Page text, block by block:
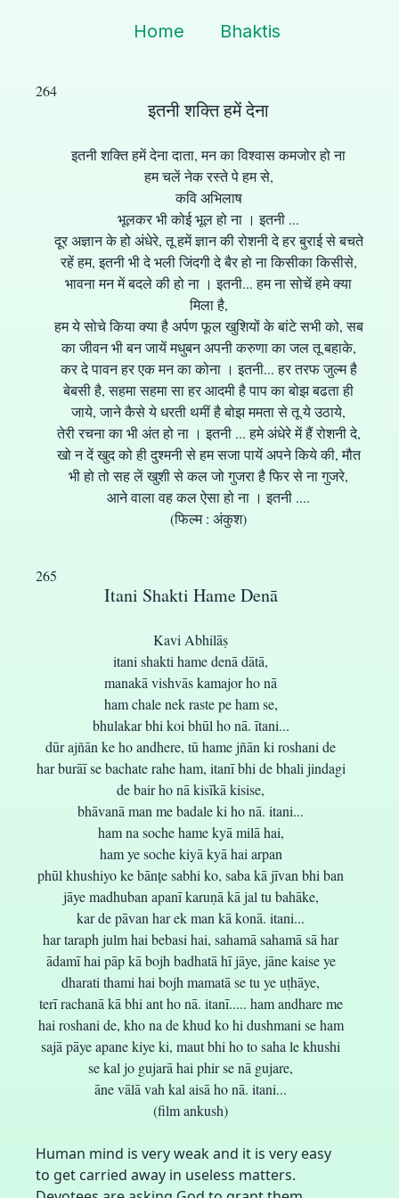
Home Bhaktis
इतनी शक्ति हमें देना
इतनी शक्ति हमें देना दाता, मन का विश्वास कमजोर हो ना
हम चलें नेक रस्ते पे हम से,
कवि अभिलाष
भूलकर भी कोई भूल हो ना । इतनी ...
दूर अज्ञान के हो अंधेरे, तू हमें ज्ञान की रोशनी दे हर बुराई से बचते
रहें हम, इतनी भी दे भली जिंदगी दे बैर हो ना किसीका किसीसे,
भावना मन में बदले की हो ना । इतनी... हम ना सोचें हमे क्या
मिला है,
हम ये सोचे किया क्या है अर्पण फूल खुशियों के बांटे सभी को, सब
का जीवन भी बन जायें मधुबन अपनी करुणा का जल तू बहाके,
कर दे पावन हर एक मन का कोना । इतनी... हर तरफ जुल्म है
बेबसी है, सहमा सहमा सा हर आदमी है पाप का बोझ बढता ही
जाये, जाने कैसे ये धरती थमीं है बोझ ममता से तू ये उठाये,
तेरी रचना का भी अंत हो ना । इतनी ... हमे अंधेरे में हैं रोशनी दे,
खो न दें खुद को ही दुश्मनी से हम सजा पायें अपने किये की, मौत
भी हो तो सह लें खुशी से कल जो गुजरा है फिर से ना गुजरे,
आने वाला वह कल ऐसा हो ना । इतनी ....
(फिल्म : अंकुश)
264
Itani Shakti Hame Denā
Kavi Abhilāṣ
itani shakti hame denā dātā,
manakā vishvās kamajor ho nā
ham chale nek raste pe ham se,
bhulakar bhi koi bhūl ho nā. ītani...
dūr ajñān ke ho andhere, tū hame jñān ki roshani de
har burāī se bachate rahe ham, itanī bhi de bhali jindagi
de bair ho nā kisīkā kisise,
bhāvanā man me badale ki ho nā. itani...
ham na soche hame kyā milā hai,
ham ye soche kiyā kyā hai arpan
phūl khushiyo ke bānțe sabhi ko, saba kā jīvan bhi ban
jāye madhuban apanī karuṇā kā jal tu bahāke,
kar de pāvan har ek man kā konā. itani...
har taraph julm hai bebasi hai, sahamā sahamā sā har
ādamī hai pāp kā bojh badhatā hī jāye, jāne kaise ye
dharati thami hai bojh mamatā se tu ye uṭhāye,
terī rachanā kā bhi ant ho nā. itanī..... ham andhare me
hai roshani de, kho na de khud ko hi dushmani se ham
sajā pāye apane kiye ki, maut bhi ho to saha le khushi
se kal jo gujarā hai phir se nā gujare,
āne vālā vah kal aisā ho nā. itani...
(film ankush)
Human mind is very weak and it is very easy
to get carried away in useless matters.
265